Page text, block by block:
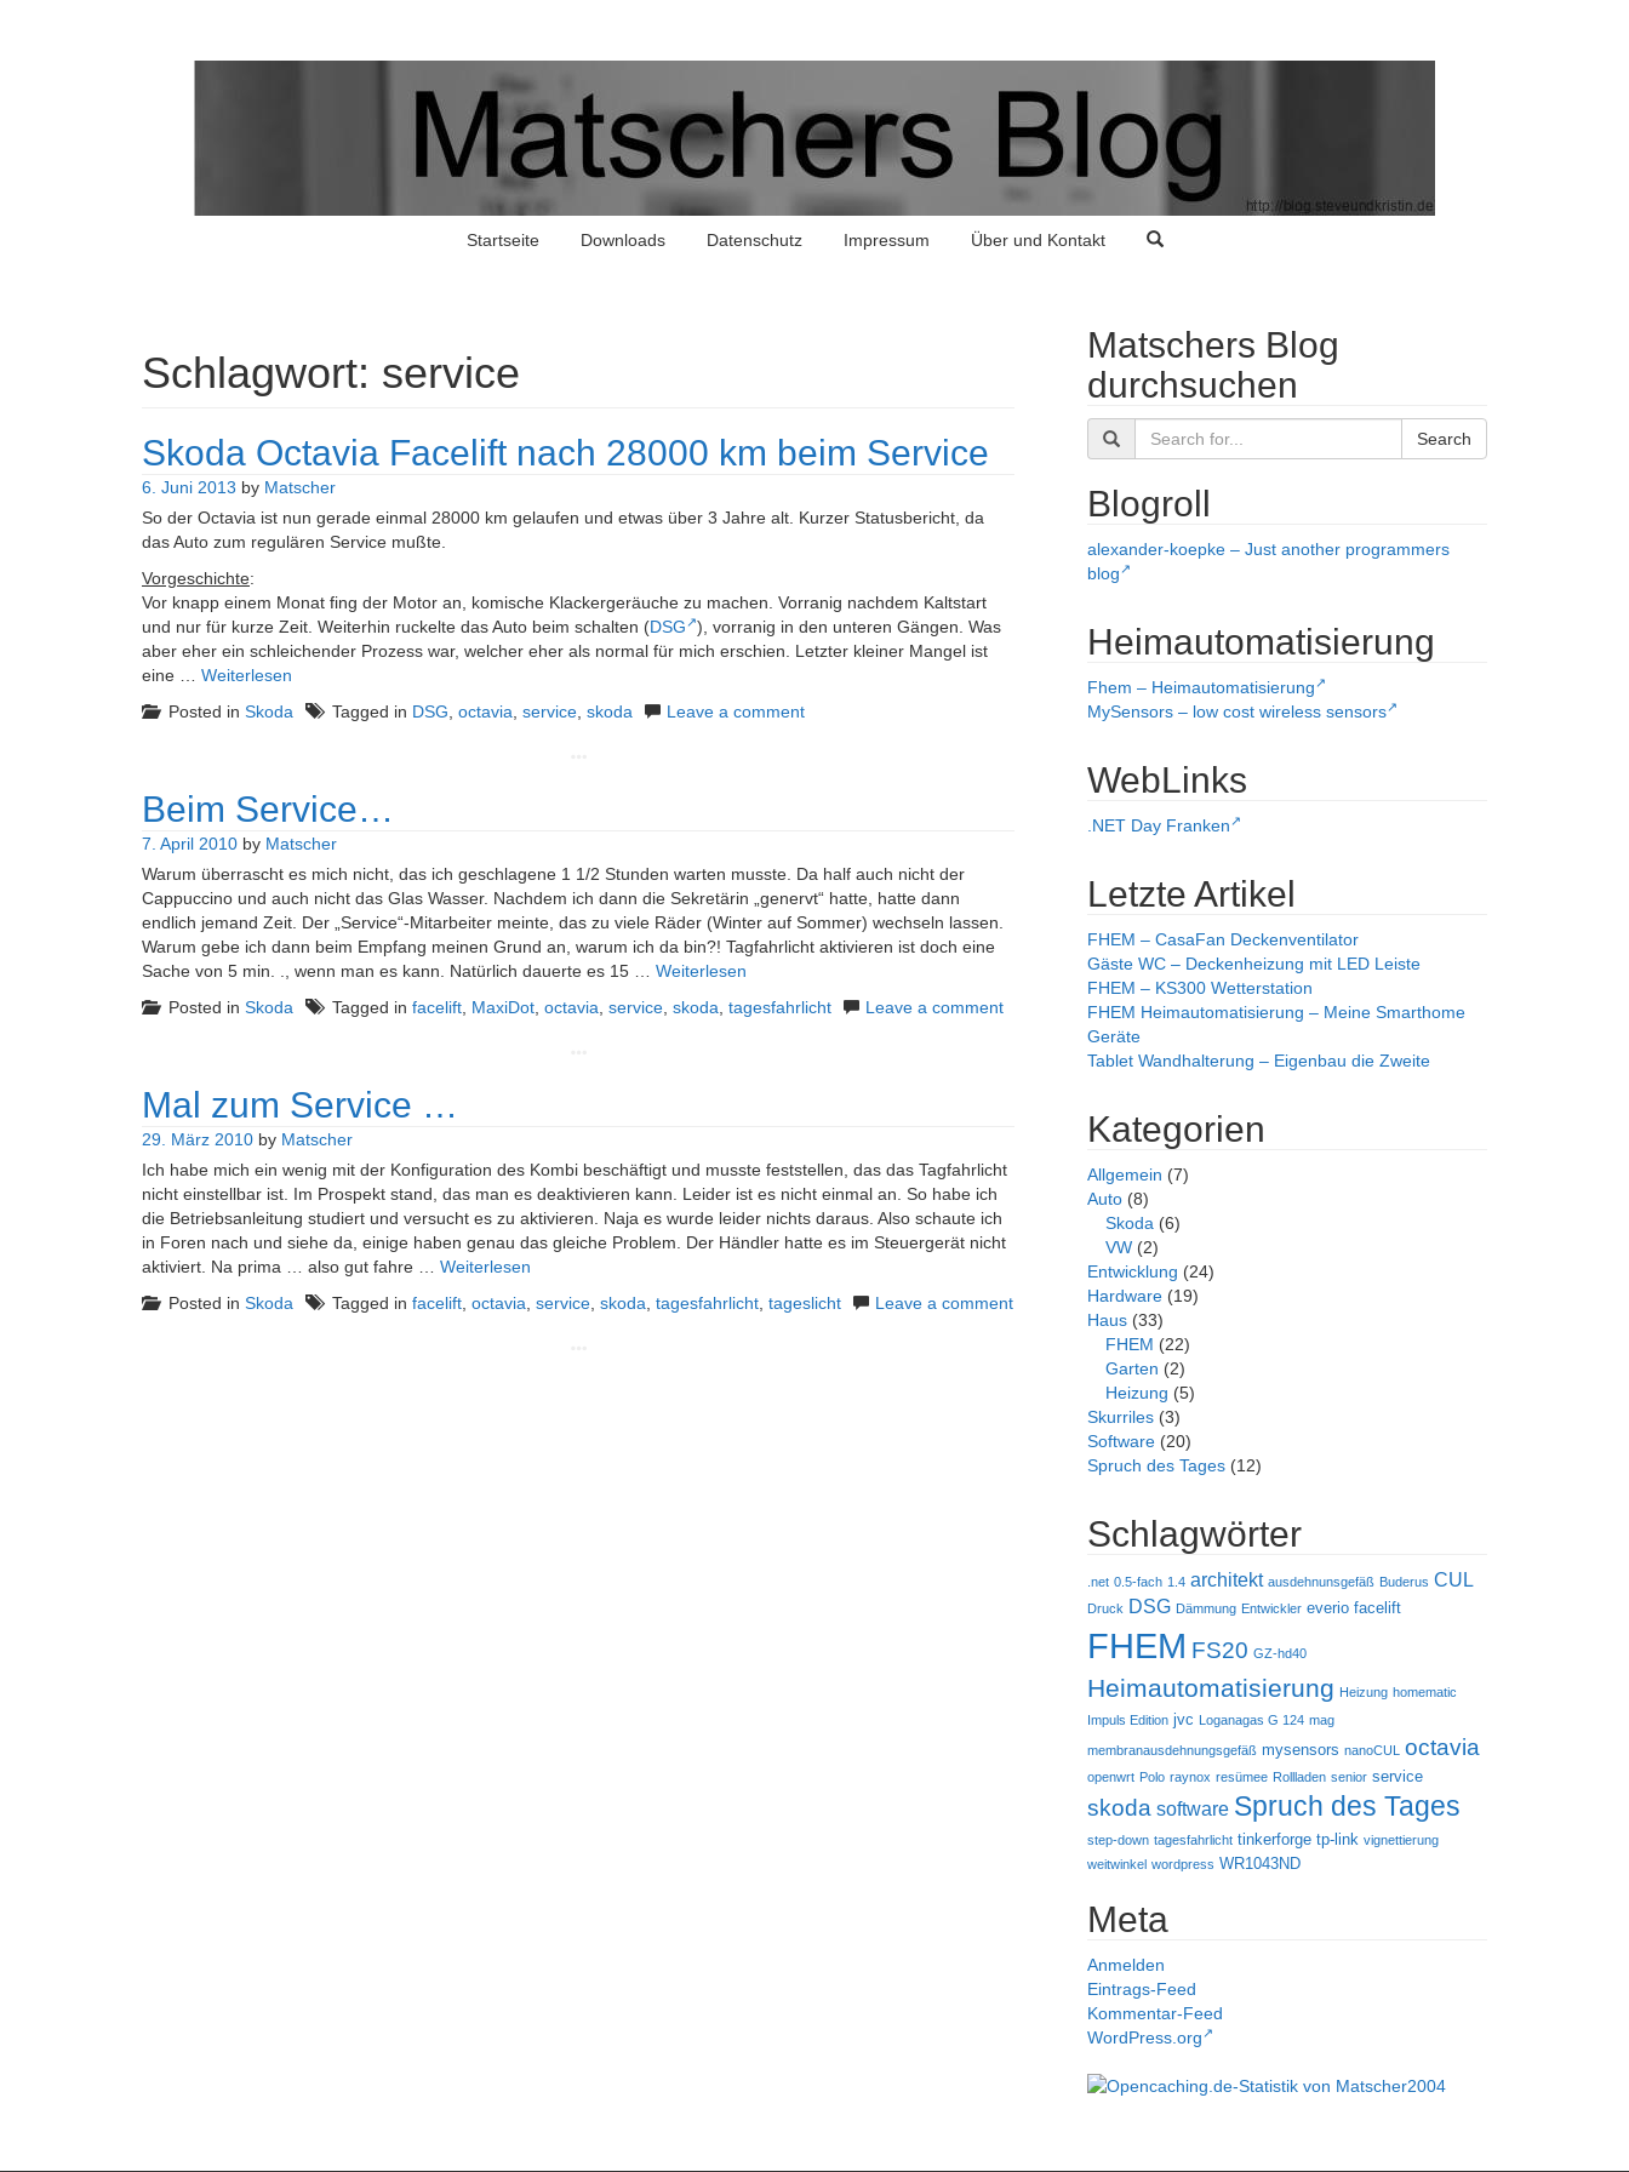
Matschers Blog
Startseite Downloads Datenschutz Impressum Über und Kontakt
Schlagwort: service
Skoda Octavia Facelift nach 28000 km beim Service
6. Juni 2013 by Matscher
So der Octavia ist nun gerade einmal 28000 km gelaufen und etwas über 3 Jahre alt. Kurzer Statusbericht, da
das Auto zum regulären Service mußte.
Vorgeschichte:
Vor knapp einem Monat fing der Motor an, komische Klackergeräuche zu machen. Vorranig nachdem Kaltstart
und nur für kurze Zeit. Weiterhin ruckelte das Auto beim schalten (DSG
), vorranig in den unteren Gängen. Was
aber eher ein schleichender Prozess war, welcher eher als normal für mich erschien. Letzter kleiner Mangel ist
eine … Weiterlesen
Posted in Skoda Tagged in DSG octavia service skoda Leave a comment
Beim Service…
7. April 2010 by Matscher
Warum überrascht es mich nicht, das ich geschlagene 1 1/2 Stunden warten musste. Da half auch nicht der
Cappuccino und auch nicht das Glas Wasser. Nachdem ich dann die Sekretärin „genervt“ hatte, hatte dann
endlich jemand Zeit. Der „Service“-Mitarbeiter meinte, das zu viele Räder (Winter auf Sommer) wechseln lassen.
Warum gebe ich dann beim Empfang meinen Grund an, warum ich da bin?! Tagfahrlicht aktivieren ist doch eine
Sache von 5 min. ., wenn man es kann. Natürlich dauerte es 15 … Weiterlesen
Posted in Skoda Tagged in facelift MaxiDot octavia service skoda tagesfahrlicht Leave a comment
Mal zum Service …
29. März 2010 by Matscher
Ich habe mich ein wenig mit der Konfiguration des Kombi beschäftigt und musste feststellen, das das Tagfahrlicht
nicht einstellbar ist. Im Prospekt stand, das man es deaktivieren kann. Leider ist es nicht einmal an. So habe ich
die Betriebsanleitung studiert und versucht es zu aktivieren. Naja es wurde leider nichts daraus. Also schaute ich
in Foren nach und siehe da, einige haben genau das gleiche Problem. Der Händler hatte es im Steuergerät nicht
aktiviert. Na prima … also gut fahre … Weiterlesen
Posted in Skoda Tagged in facelift octavia service skoda tagesfahrlicht tageslicht Leave a comment
Matschers Blog
durchsuchen
Search
Blogroll
alexander-koepke – Just another programmers
blog
Heimautomatisierung
Fhem – Heimautomatisierung
MySensors – low cost wireless sensors
WebLinks
.NET Day Franken
Letzte Artikel
FHEM – CasaFan Deckenventilator
Gäste WC – Deckenheizung mit LED Leiste
FHEM – KS300 Wetterstation
FHEM Heimautomatisierung – Meine Smarthome
Geräte
Tablet Wandhalterung – Eigenbau die Zweite
Kategorien
Allgemein (7)
Auto (8)
Skoda (6)
VW (2)
Entwicklung (24)
Hardware (19)
Haus (33)
FHEM (22)
Garten (2)
Heizung (5)
Skurriles (3)
Software (20)
Spruch des Tages (12)
Schlagwörter
.net 0.5-fach 1.4 architekt ausdehnunsgefäß Buderus CUL
Druck DSG Dämmung Entwickler everio facelift
FHEM FS20 GZ-hd40
Heimautomatisierung Heizung homematic
Impuls Edition jvc Loganagas G 124 mag
membranausdehnungsgefäß mysensors nanoCUL octavia
openwrt Polo raynox resümee Rollladen senior service
skoda software Spruch des Tages
step-down tagesfahrlicht tinkerforge tp-link vignettierung
weitwinkel wordpress WR1043ND
Meta
Anmelden
Eintrags-Feed
Kommentar-Feed
WordPress.org